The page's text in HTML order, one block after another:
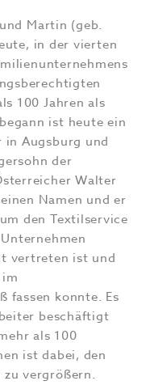
Martin (geb.
in der vierten
100 Jahren als
ist heute ein
Augsburg und
der
Walter
Namen und er
den Textilservice
vertreten ist und
fassen konnte. Es
beschäftigt
als 100
ist dabei, den
vergrößern.